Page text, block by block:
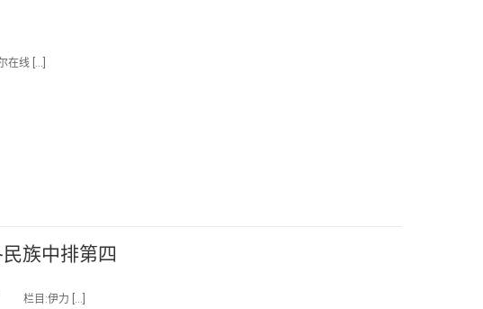
在线 […]
族中排第四
栏目:伊力 […]